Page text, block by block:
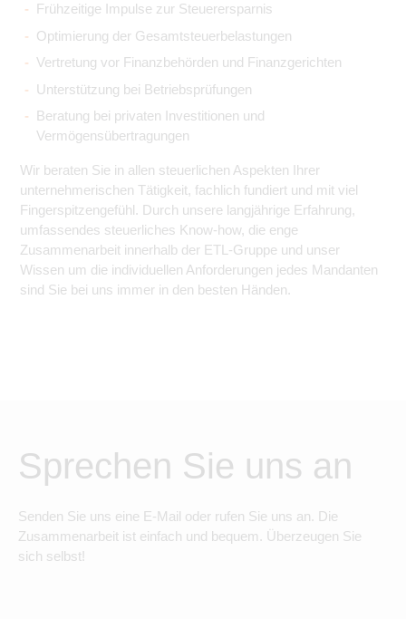
Frühzeitige Impulse zur Steuerersparnis
Optimierung der Gesamtsteuerbelastungen
Vertretung vor Finanzbehörden und Finanzgerichten
Unterstützung bei Betriebsprüfungen
Beratung bei privaten Investitionen und
Vermögensübertragungen
Wir beraten Sie in allen steuerlichen Aspekten Ihrer
unternehmerischen Tätigkeit, fachlich fundiert und mit viel
Fingerspitzengefühl. Durch unsere langjährige Erfahrung,
umfassendes steuerliches Know-how, die enge
Zusammenarbeit innerhalb der ETL-Gruppe und unser
Wissen um die individuellen Anforderungen jedes Mandanten
sind Sie bei uns immer in den besten Händen.
Sprechen Sie uns an
Senden Sie uns eine E-Mail oder rufen Sie uns an. Die
Zusammenarbeit ist einfach und bequem. Überzeugen Sie
sich selbst!